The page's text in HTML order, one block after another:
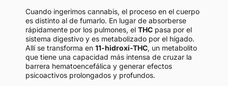
Cuando ingerimos cannabis, el proceso en el cuerpo
es distinto al de fumarlo. En lugar de absorberse
rápidamente por los pulmones, el THC pasa por el
sistema digestivo y es metabolizado por el hígado.
Allí se transforma en 11-hidroxi-THC, un metabolito
que tiene una capacidad más intensa de cruzar la
barrera hematoencefálica y generar efectos
psicoactivos prolongados y profundos.